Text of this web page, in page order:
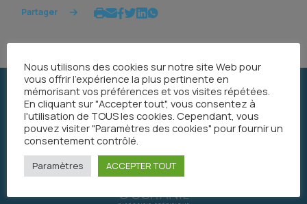
Partager
Nous utilisons des cookies sur notre site Web pour
vous offrir l'expérience la plus pertinente en
mémorisant vos préférences et vos visites répétées.
En cliquant sur "Accepter tout", vous consentez à
l'utilisation de TOUS les cookies. Cependant, vous
pouvez visiter "Paramètres des cookies" pour fournir un
consentement contrôlé.
Paramètres ACCEPTER TOUT